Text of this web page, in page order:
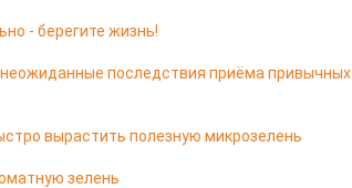
- берегите жизнь!
последствия приёма привычных
вырастить полезную микрозелень
зелень